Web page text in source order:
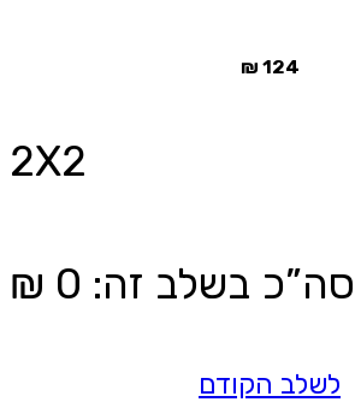
124
₪
2X2
סה”כ בשלב זה:
0
₪
לשלב הקודם